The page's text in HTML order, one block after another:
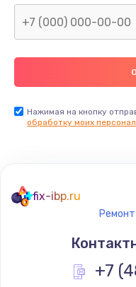
Нажимая на кнопку
обработку моих
fix-ibp.ru
+7